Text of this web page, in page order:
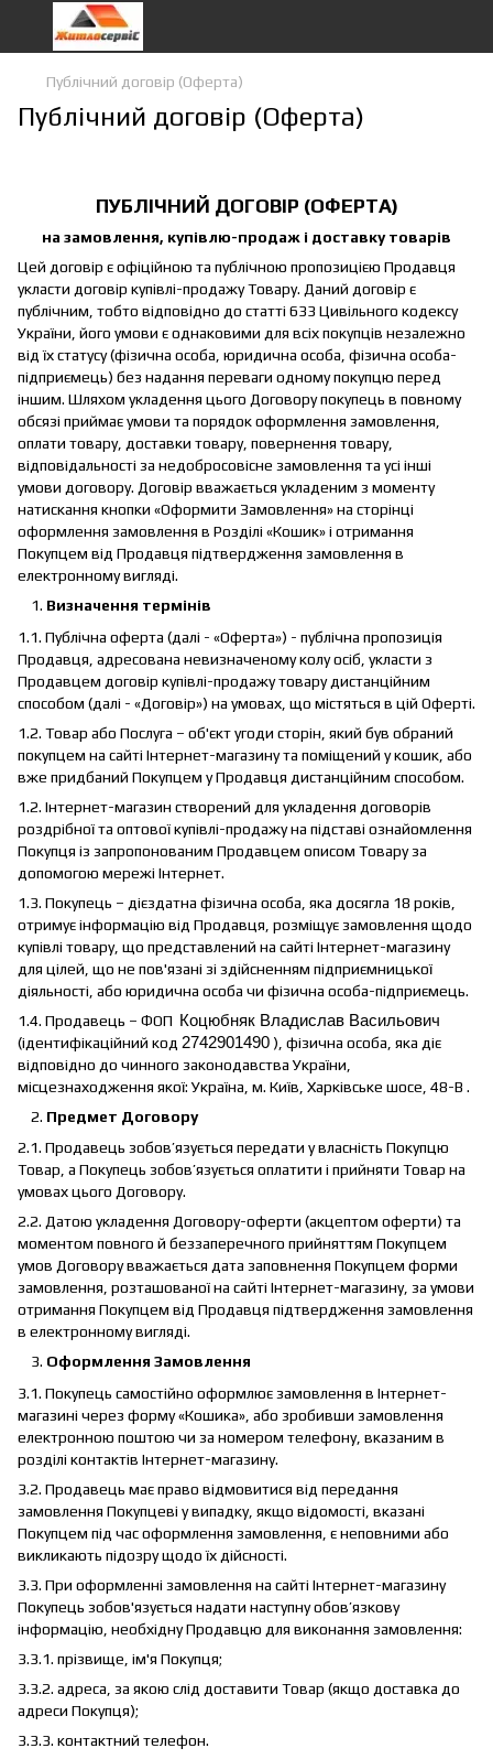
Публічний договір (Оферта)
Публічний договір (Оферта)
ПУБЛІЧНИЙ ДОГОВІР (ОФЕРТА)
на замовлення, купівлю-продаж і доставку товарів
Цей договір є офіційною та публічною пропозицією Продавця
укласти договір купівлі-продажу Товару. Даний договір є
публічним, тобто відповідно до статті 633 Цивільного кодексу
України, його умови є однаковими для всіх покупців незалежно
від їх статусу (фізична особа, юридична особа, фізична особа-
підприємець) без надання переваги одному покупцю перед
іншим. Шляхом укладення цього Договору покупець в повному
обсязі приймає умови та порядок оформлення замовлення,
оплати товару, доставки товару, повернення товару,
відповідальності за недобросовісне замовлення та усі інші
умови договору. Договір вважається укладеним з моменту
натискання кнопки «Оформити Замовлення» на сторінці
оформлення замовлення в Розділі «Кошик» і отримання
Покупцем від Продавця підтвердження замовлення в
електронному вигляді.
Визначення термінів
1.1. Публічна оферта (далі - «Оферта») - публічна пропозиція
Продавця, адресована невизначеному колу осіб, укласти з
Продавцем договір купівлі-продажу товару дистанційним
способом (далі - «Договір») на умовах, що містяться в цій Оферті.
1.2. Товар або Послуга – об'єкт угоди сторін, який був обраний
покупцем на сайті Інтернет-магазину та поміщений у кошик, або
вже придбаний Покупцем у Продавця дистанційним способом.
1.2. Інтернет-магазин створений для укладення договорів
роздрібної та оптової купівлі-продажу на підставі ознайомлення
Покупця із запропонованим Продавцем описом Товару за
допомогою мережі Інтернет.
1.3. Покупець – дієздатна фізична особа, яка досягла 18 років,
отримує інформацію від Продавця, розміщує замовлення щодо
купівлі товару, що представлений на сайті Інтернет-магазину
для цілей, що не пов'язані зі здійсненням підприємницької
діяльності, або юридична особа чи фізична особа-підприємець.
1.4. Продавець – ФОП Коцюбняк Владислав Васильович
(ідентифікаційний код 2742901490 ), фізична особа, яка діє
відповідно до чинного законодавства України,
місцезнаходження якої: Україна, м. Київ, Харківське шосе, 48-В .
Предмет Договору
2.1. Продавець зобов’язується передати у власність Покупцю
Товар, а Покупець зобов’язується оплатити і прийняти Товар на
умовах цього Договору.
2.2. Датою укладення Договору-оферти (акцептом оферти) та
моментом повного й беззаперечного прийняттям Покупцем
умов Договору вважається дата заповнення Покупцем форми
замовлення, розташованої на сайті Інтернет-магазину, за умови
отримання Покупцем від Продавця підтвердження замовлення
в електронному вигляді.
Оформлення Замовлення
3.1. Покупець самостійно оформлює замовлення в Інтернет-
магазині через форму «Кошика», або зробивши замовлення
електронною поштою чи за номером телефону, вказаним в
розділі контактів Інтернет-магазину.
3.2. Продавець має право відмовитися від передання
замовлення Покупцеві у випадку, якщо відомості, вказані
Покупцем під час оформлення замовлення, є неповними або
викликають підозру щодо їх дійсності.
3.3. При оформленні замовлення на сайті Інтернет-магазину
Покупець зобов'язується надати наступну обов’язкову
інформацію, необхідну Продавцю для виконання замовлення:
3.3.1. прізвище, ім'я Покупця;
3.3.2. адреса, за якою слід доставити Товар (якщо доставка до
адреси Покупця);
3.3.3. контактний телефон.